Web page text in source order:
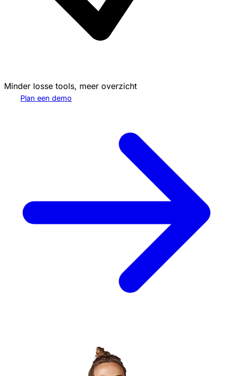
Minder losse tools, meer overzicht
Plan een demo